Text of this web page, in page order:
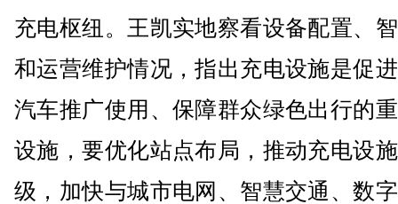
充电枢纽。王凯实地察看设备配置、
和运营维护情况，指出充电设施是促
汽车推广使用、保障群众绿色出行的
设施，要优化站点布局，推动充电设
级，加快与城市电网、智慧交通、数